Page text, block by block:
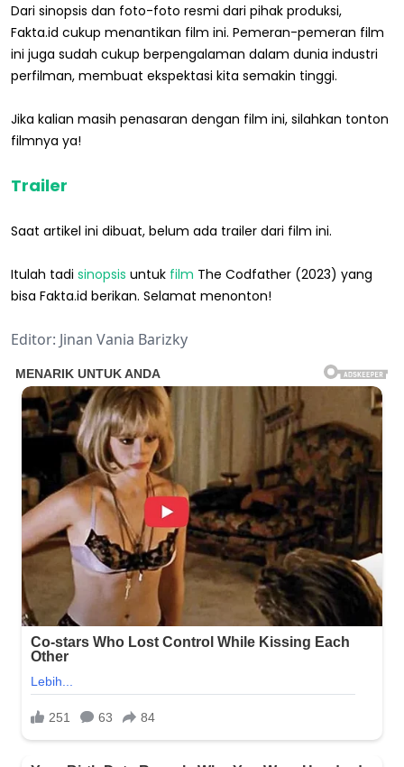
Dari sinopsis dan foto-foto resmi dari pihak produksi,
Fakta.id cukup menantikan film ini. Pemeran-pemeran film
ini juga sudah cukup berpengalaman dalam dunia industri
perfilman, membuat ekspektasi kita semakin tinggi.
Jika kalian masih penasaran dengan film ini, silahkan tonton
filmnya ya!
Trailer
Saat artikel ini dibuat, belum ada trailer dari film ini.
Itulah tadi sinopsis untuk film The Codfather (2023) yang
bisa Fakta.id berikan. Selamat menonton!
Editor: Jinan Vania Barizky